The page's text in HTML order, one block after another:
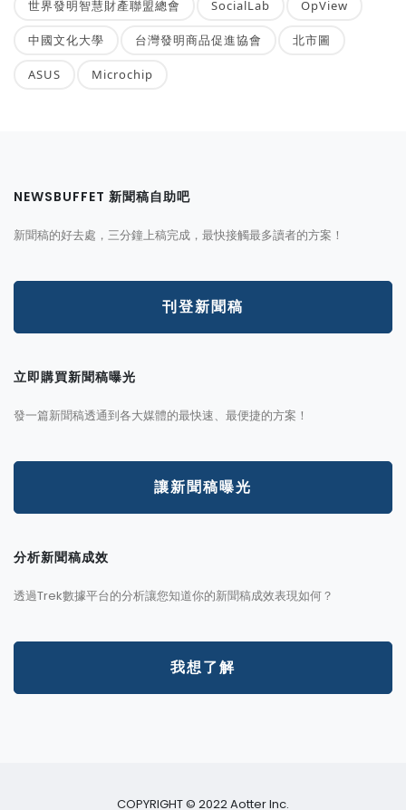
世界發明智慧財產聯盟總會 SocialLab OpView
中國文化大學 台灣發明商品促進協會 北市圖
ASUS Microchip
NEWSBUFFET 新聞稿自助吧
新聞稿的好去處，三分鐘上稿完成，最快接觸最多讀者的方案！
刊登新聞稿
立即購買新聞稿曝光
發一篇新聞稿透通到各大媒體的最快速、最便捷的方案！
讓新聞稿曝光
分析新聞稿成效
透過Trek數據平台的分析讓您知道你的新聞稿成效表現如何？
我想了解
COPYRIGHT © 2022 Aotter Inc.